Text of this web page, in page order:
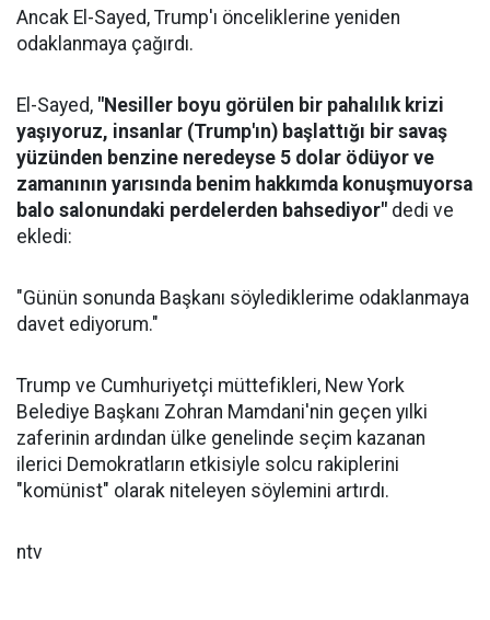
Ancak El-Sayed, Trump'ı önceliklerine yeniden
odaklanmaya çağırdı.
El-Sayed, "Nesiller boyu görülen bir pahalılık krizi
yaşıyoruz, insanlar (Trump'ın) başlattığı bir savaş
yüzünden benzine neredeyse 5 dolar ödüyor ve
zamanının yarısında benim hakkımda konuşmuyorsa
balo salonundaki perdelerden bahsediyor" dedi ve
ekledi:
"Günün sonunda Başkanı söylediklerime odaklanmaya
davet ediyorum."
Trump ve Cumhuriyetçi müttefikleri, New York
Belediye Başkanı Zohran Mamdani'nin geçen yılki
zaferinin ardından ülke genelinde seçim kazanan
ilerici Demokratların etkisiyle solcu rakiplerini
"komünist" olarak niteleyen söylemini artırdı.
ntv